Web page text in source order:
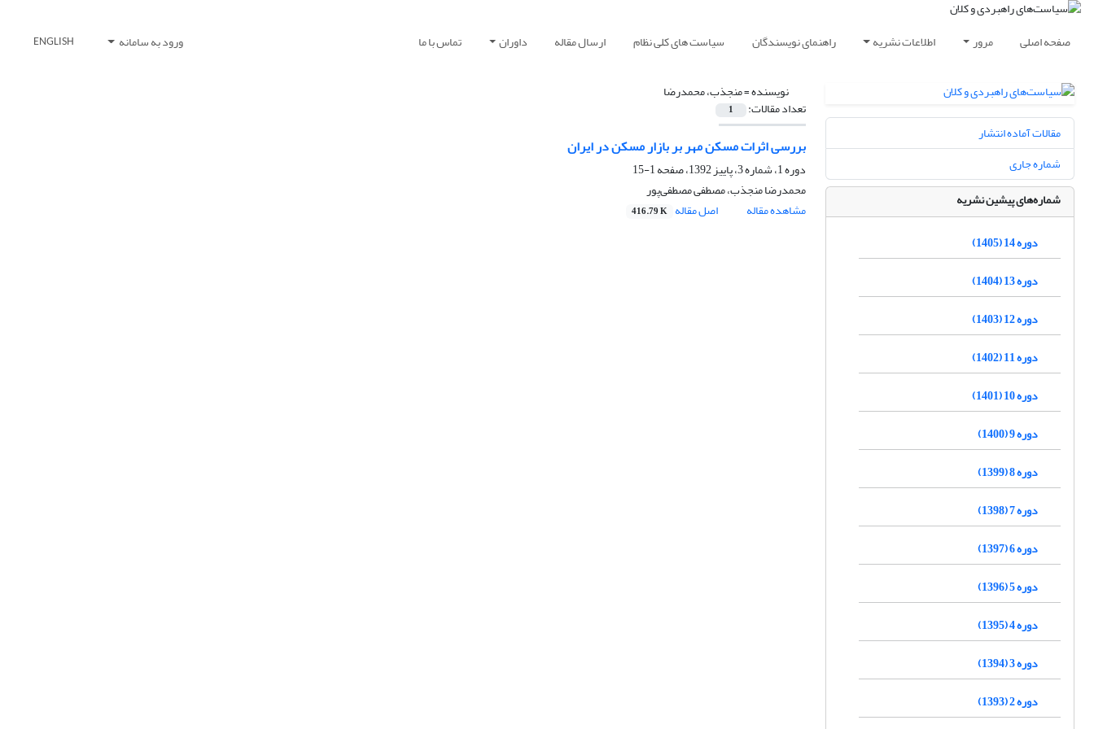
صفحه اصلی مرور اطلاعات نشریه راهنمای نویسندگان سیاست های کلی نظام ارسال مقاله داوران تماس با ما ورود به سامانه ENGLISH
نویسنده =منجذب، محمدرضا
تعداد مقالات: 1
بررسی اثرات مسکن مهر بر بازار مسکن در ایران
دوره 1، شماره 3، پاییز 1392، صفحه
1-15
محمدرضا منجذب، مصطفی مصطفی‌پور
مشاهده مقاله
اصل مقاله 416.79 K
مقالات آماده انتشار
شماره جاری
شماره‌های پیشین نشریه
دوره 14 (1405)
دوره 13 (1404)
دوره 12 (1403)
دوره 11 (1402)
دوره 10 (1401)
دوره 9 (1400)
دوره 8 (1399)
دوره 7 (1398)
دوره 6 (1397)
دوره 5 (1396)
دوره 4 (1395)
دوره 3 (1394)
دوره 2 (1393)